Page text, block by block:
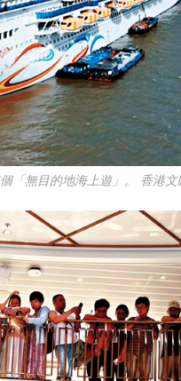
「無目的地海上遊」。 香港